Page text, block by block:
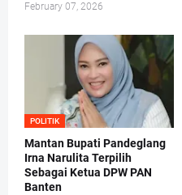
February 07, 2026
POLITIK
Mantan Bupati Pandeglang
Irna Narulita Terpilih
Sebagai Ketua DPW PAN
Banten